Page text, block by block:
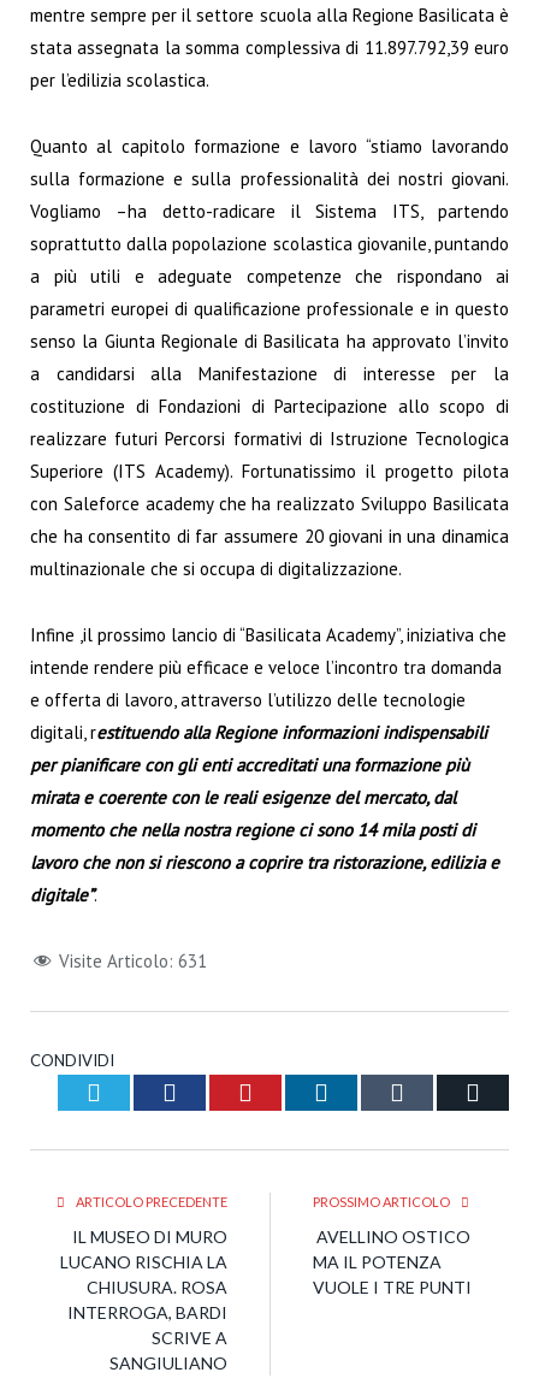
mentre sempre per il settore scuola alla Regione Basilicata è
stata assegnata la somma complessiva di 11.897.792,39 euro
per l’edilizia scolastica.
Quanto al capitolo formazione e lavoro “stiamo lavorando
sulla formazione e sulla professionalità dei nostri giovani.
Vogliamo –ha detto-radicare il Sistema ITS, partendo
soprattutto dalla popolazione scolastica giovanile, puntando
a più utili e adeguate competenze che rispondano ai
parametri europei di qualificazione professionale e in questo
senso la Giunta Regionale di Basilicata ha approvato l’invito
a candidarsi alla Manifestazione di interesse per la
costituzione di Fondazioni di Partecipazione allo scopo di
realizzare futuri Percorsi formativi di Istruzione Tecnologica
Superiore (ITS Academy). Fortunatissimo il progetto pilota
con Saleforce academy che ha realizzato Sviluppo Basilicata
che ha consentito di far assumere 20 giovani in una dinamica
multinazionale che si occupa di digitalizzazione.
Infine ,il prossimo lancio di “Basilicata Academy”, iniziativa che
intende rendere più efficace e veloce l’incontro tra domanda
e offerta di lavoro, attraverso l’utilizzo delle tecnologie
digitali, restituendo alla Regione informazioni indispensabili
per pianificare con gli enti accreditati una formazione più
mirata e coerente con le reali esigenze del mercato, dal
momento che nella nostra regione ci sono 14 mila posti di
lavoro che non si riescono a coprire tra ristorazione, edilizia e
digitale”.
Visite Articolo: 631
CONDIVIDI
Twitter Facebook Pinterest LinkedIn Tumblr
ARTICOLO PRECEDENTE
IL MUSEO DI MURO
LUCANO RISCHIA LA
CHIUSURA. ROSA
INTERROGA, BARDI
SCRIVE A
SANGIULIANO
PROSSIMO ARTICOLO
AVELLINO OSTICO
MA IL POTENZA
VUOLE I TRE PUNTI